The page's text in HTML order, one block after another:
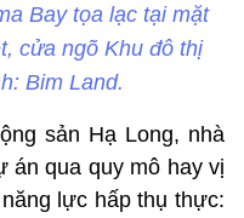
Bay tọa lạc tại mặt
cửa ngõ Khu đô thị
Bim Land.
sản Hạ Long, nhà
án qua quy mô hay vị
lực hấp thụ thực: